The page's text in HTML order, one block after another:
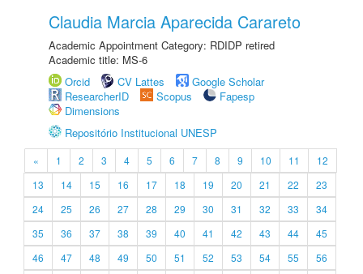
Claudia Marcia Aparecida Carareto
Academic Appointment Category: RDIDP retired
Academic title: MS-6
Orcid
CV Lattes
Google Scholar
ResearcherID
Scopus
Fapesp
Dimensions
Repositório Institucional UNESP
« 1 2 3 4 5 6 7 8 9 10 11
12
13
14 15 16 17 18 19 20 21 22
23
24
25 26 27 28 29 30 31 32 33
34
35
36 37 38 39 40 41 42 43 44
45
46
47 48 49 50 51 52 53 54 55
56